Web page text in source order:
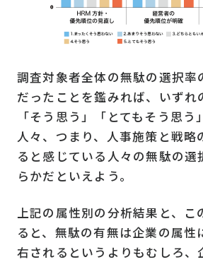
調査対象者全体の無駄の選択率
だったことを鑑みれば、いずれ
「そう思う」「とてもそう思う
人々、つまり、人事施策と戦略
ると感じている人々の無駄の選
らかだといえよう。
上記の属性別の分析結果と、こ
ると、無駄の有無は企業の属性
右されるというよりもむしろ、